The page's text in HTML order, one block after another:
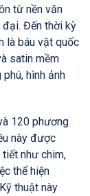
từ nền văn
đại. Đến thời kỳ
là báu vật quốc
satin mềm
hình ảnh
120 phương
này được
như chim,
thể hiện
thuật này